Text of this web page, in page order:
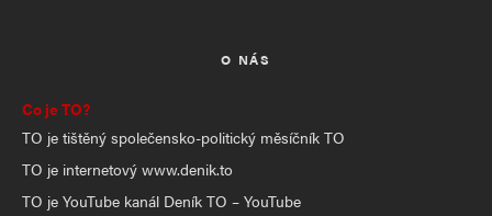
O NÁS
Co je TO?
TO je tištěný společensko-politický měsíčník TO
TO je internetový www.denik.to
TO je YouTube kanál Deník TO – YouTube